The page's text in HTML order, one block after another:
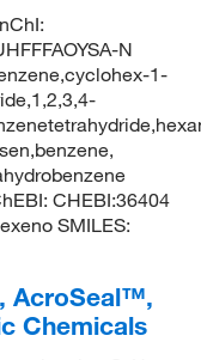
N
1-
CHEBI:36404
SMILES:
AcroSeal™,
Chemicals